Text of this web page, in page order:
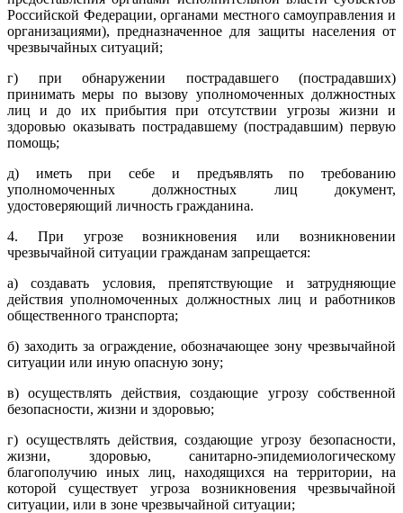
Российской Федерации, органами местного самоуправления и
организациями), предназначенное для защиты населения от
чрезвычайных ситуаций;
г) при обнаружении пострадавшего (пострадавших)
принимать меры по вызову уполномоченных должностных
лиц и до их прибытия при отсутствии угрозы жизни и
здоровью оказывать пострадавшему (пострадавшим) первую
помощь;
д) иметь при себе и предъявлять по требованию
уполномоченных должностных лиц документ,
удостоверяющий личность гражданина.
4. При угрозе возникновения или возникновении
чрезвычайной ситуации гражданам запрещается:
а) создавать условия, препятствующие и затрудняющие
действия уполномоченных должностных лиц и работников
общественного транспорта;
б) заходить за ограждение, обозначающее зону чрезвычайной
ситуации или иную опасную зону;
в) осуществлять действия, создающие угрозу собственной
безопасности, жизни и здоровью;
г) осуществлять действия, создающие угрозу безопасности,
жизни, здоровью, санитарно-эпидемиологическому
благополучию иных лиц, находящихся на территории, на
которой существует угроза возникновения чрезвычайной
ситуации, или в зоне чрезвычайной ситуации;